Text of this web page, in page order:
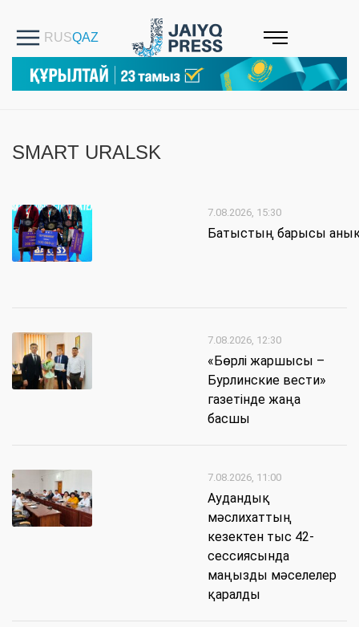
SMART URALSK
7.08.2026, 15:30
Батыстың барысы
7.08.2026, 12:30
«Бөрлі жаршысы –
Бурлинские вести»
газетінде жаңа
басшы
7.08.2026, 11:00
Аудандық
мәслихаттың
кезектен тыс 42-
сессиясында
маңызды мәселелер
қаралды